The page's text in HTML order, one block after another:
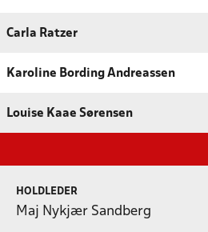
Carla Ratzer
Karoline Bording Andreassen
Louise Kaae Sørensen
HOLDLEDER
Maj Nykjær Sandberg